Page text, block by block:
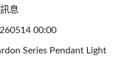
息
00:00
Series Pendant Light